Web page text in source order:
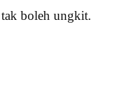
boleh ungkit.